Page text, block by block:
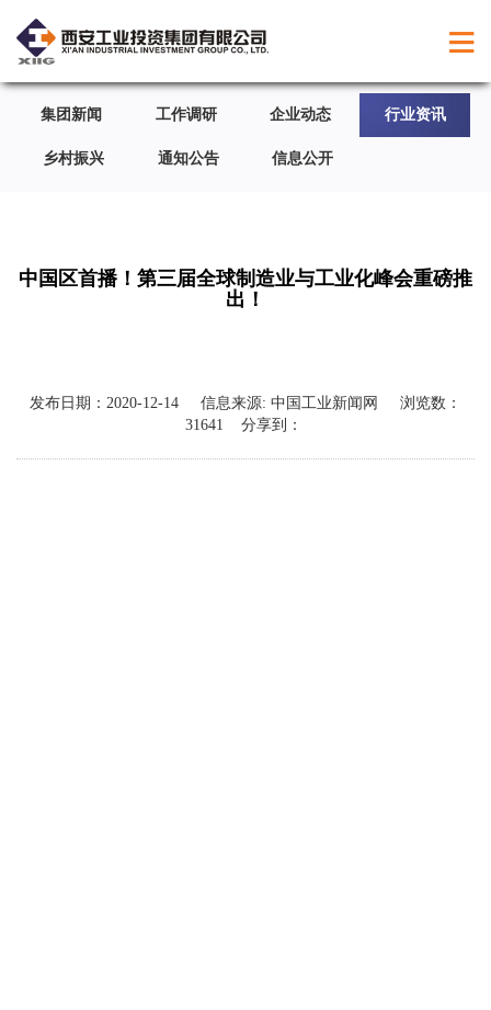
集团新闻 工作调研 企业动态 行业资讯
乡村振兴 通知公告 信息公开
中国区首播！第三届全球制造业与工业化峰会重磅推
出！
发布日期： 2020-12-14 信息来源: 中国工业新闻网
浏览数：
31641 分享到：